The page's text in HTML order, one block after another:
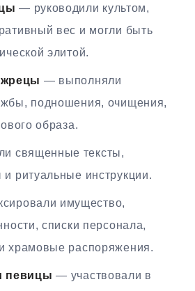
— руководили культом,
вес и могли быть
элитой.
— выполняли
подношения, очищения,
образа.
священные тексты,
ритуальные инструкции.
имущество,
списки персонала,
храмовые распоряжения.
певицы — участвовали в